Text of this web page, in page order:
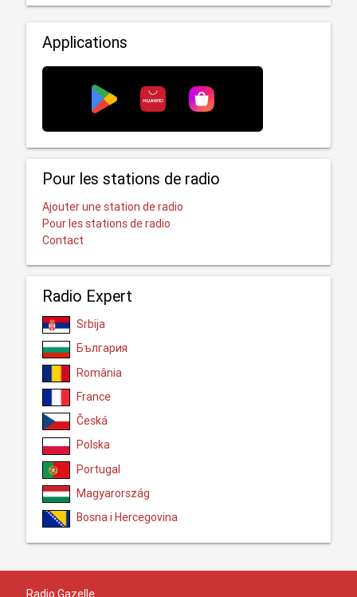
Applications
Pour les stations de radio
Ajouter une station de radio
Pour les stations de radio
Contact
Radio Expert
Srbija
България
România
France
Česká
Polska
Portugal
Magyarország
Bosna i Hercegovina
Radio Gazelle